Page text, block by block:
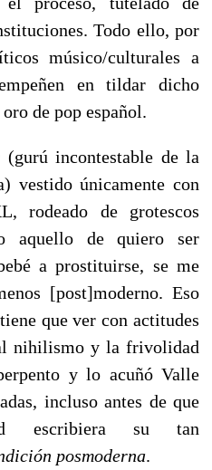
Todo ello, por
músico/culturales a
en tildar dicho
de pop español.
incontestable de la
vestido únicamente con
rodeado de grotescos
aquello de quiero ser
a prostituirse, se me
[post]moderno. Eso
que ver con actitudes
nihilismo y la frivolidad
y lo acuñó Valle
incluso antes de que
escribiera su tan
posmoderna.